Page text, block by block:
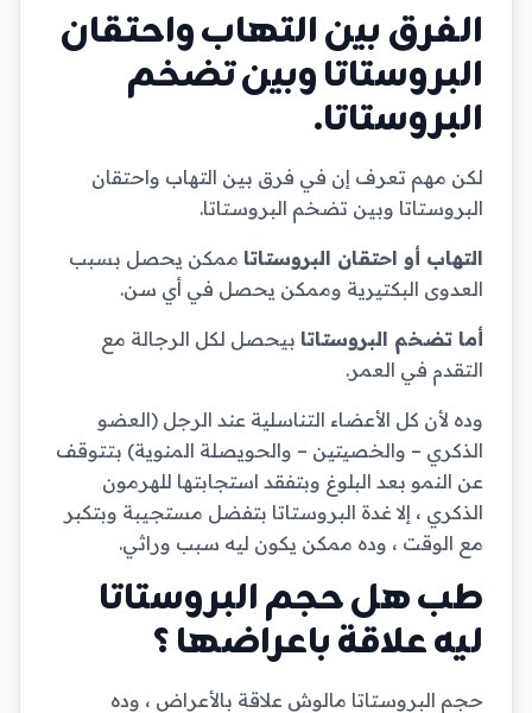
الفرق بين التهاب واحتقان
البروستاتا وبين تضخم
البروستاتا.
لكن مهم تعرف إن في فرق بين التهاب واحتقان
البروستاتا وبين تضخم البروستاتا.
التهاب أو احتقان البروستاتا ممكن يحصل بسبب
العدوى البكتيرية وممكن يحصل في أي سن.
أما تضخم البروستاتا بيحصل لكل الرجالة مع
التقدم في العمر.
وده لأن كل الأعضاء التناسلية عند الرجل (العضو
الذكري – والخصيتين – والحويصلة المنوية) بتتوقف
عن النمو بعد البلوغ وبتفقد استجابتها للهرمون
الذكري ، إلا غدة البروستاتا بتفضل مستجيبة وبتكبر
مع الوقت ، وده ممكن يكون ليه سبب وراثي.
طب هل حجم البروستاتا
ليه علاقة باعراضها ؟
حجم البروستاتا مالوش علاقة بالأعراض ، وده